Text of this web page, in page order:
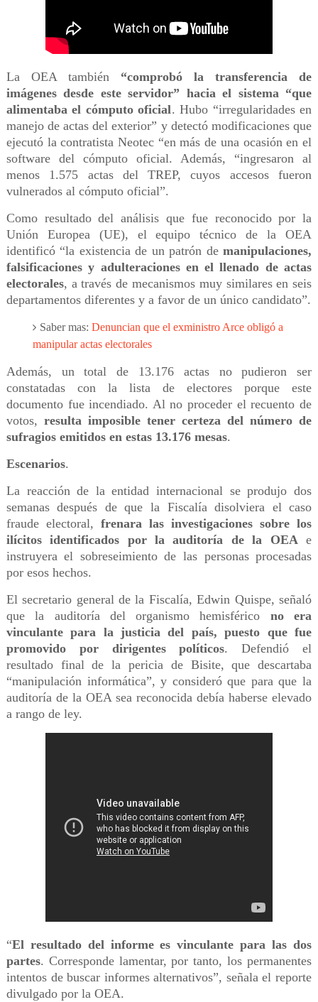
La OEA también “comprobó la transferencia de
imágenes desde este servidor” hacia el sistema “que
alimentaba el cómputo oficial. Hubo “irregularidades en
manejo de actas del exterior” y detectó modificaciones que
ejecutó la contratista Neotec “en más de una ocasión en el
software del cómputo oficial. Además, “ingresaron al
menos 1.575 actas del TREP, cuyos accesos fueron
vulnerados al cómputo oficial”.
Como resultado del análisis que fue reconocido por la
Unión Europea (UE), el equipo técnico de la OEA
identificó “la existencia de un patrón demanipulaciones,
falsificaciones y adulteraciones en el llenado de actas
electorales, a través de mecanismos muy similares en seis
departamentos diferentes y a favor de un único candidato”.
Saber mas:Denuncian que el exministro Arce obligó a
manipular actas electorales
Además, un total de 13.176 actas no pudieron ser
constatadas con la lista de electores porque este
documento fue incendiado. Al no proceder el recuento de
votos, resulta imposible tener certeza del número de
sufragios emitidos en estas 13.176 mesas.
Escenarios.
La reacción de la entidad internacional se produjo dos
semanas después de que la Fiscalía disolviera el caso
fraude electoral, frenara las investigaciones sobre los
ilícitos identificados por la auditoría de la OEAe
instruyera el sobreseimiento de las personas procesadas
por esos hechos.
El secretario general de la Fiscalía, Edwin Quispe, señaló
que la auditoría del organismo hemisférico no era
vinculante para la justicia del país, puesto que fue
promovido por dirigentes políticos. Defendió el
resultado final de la pericia de Bisite, que descartaba
“manipulación informática”, y consideró que para que la
auditoría de la OEA sea reconocida debía haberse elevado
a rango de ley.
“El resultado del informe es vinculante para las dos
partes. Corresponde lamentar, por tanto, los permanentes
intentos de buscar informes alternativos”, señala el reporte
divulgado por la OEA.